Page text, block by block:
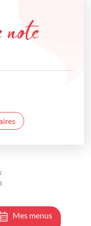
note
Mes menus